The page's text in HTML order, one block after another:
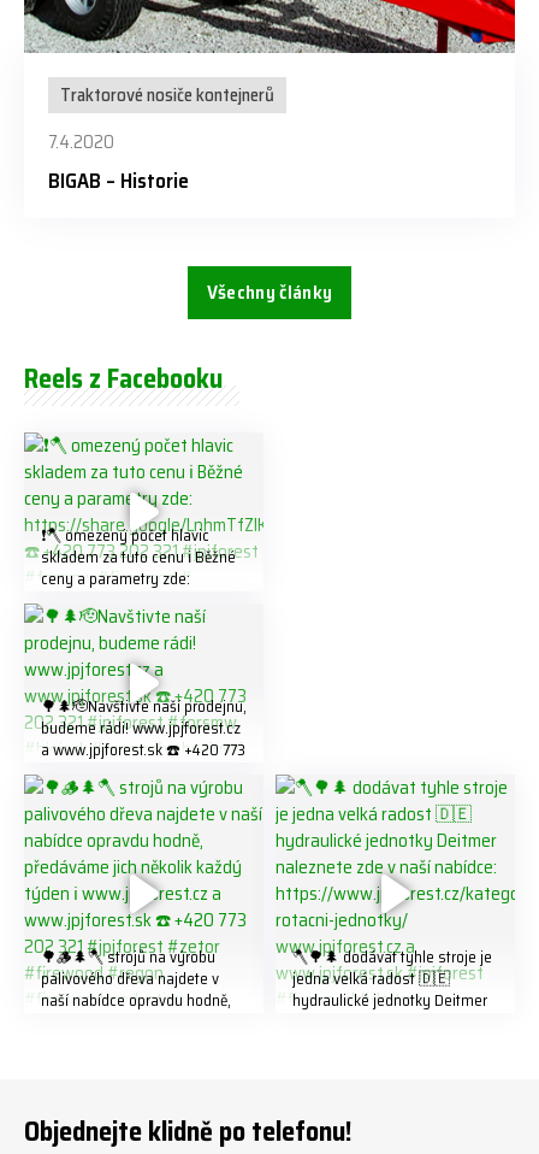
Traktorové nosiče kontejnerů
7.4.2020
BIGAB – Historie
Všechny články
Reels z Facebooku
❗️🪓 omezený počet hlavic
skladem za tuto cenu ℹ️ Běžné
ceny a parametry zde:
K8W5t7i6o ☎️ +420 773 202
321 #jpjforest #forsmw
#firewood #
🌳🌲🫡Navštivte naší prodejnu,
budeme rádi! www.jpjforest.cz
a www.jpjforest.sk ☎️ +420 773
#biojack #regon #vahvajussi
🌳🪵🌲🪓 strojů na výrobu
palivového dřeva najdete v
naší nabídce opravdu hodně,
#firewoodproduction
🪓🌳🌲 dodávat tyhle stroje je
jedna velká radost 🇩🇪
hydraulické jednotky Deitmer
#firewood #deitmer
Objednejte klidně po telefonu!